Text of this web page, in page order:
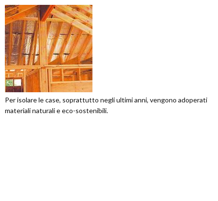
Per isolare le case, soprattutto negli ultimi anni, vengono adoperati
materiali naturali e eco-sostenibili.